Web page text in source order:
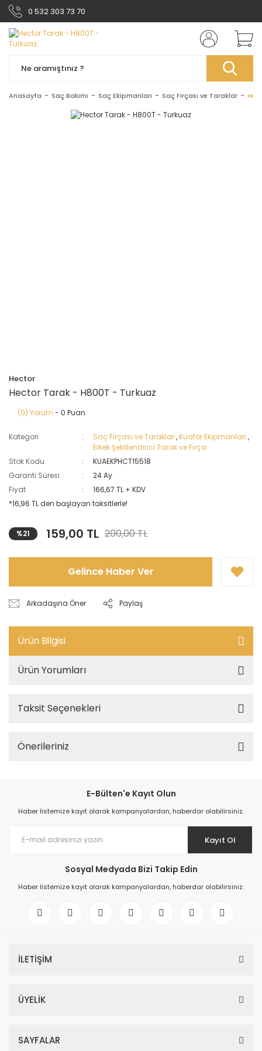
0 532 303 73 70
Anasayfa Saç Bakımı Saç Ekipmanları Saç Fırçası ve Taraklar
Hector
Hector Tarak - H800T - Turkuaz
(0) Yorum - 0 Puan
Kategori Saç Fırçası ve Taraklar,Kuaför Ekipmanları ,
Erkek Şekillendirici Tarak ve Fırça
Stok Kodu
KUAEKPHCT15518
Garanti Süresi
24 Ay
Fiyat
166,67 TL + KDV
*16,96 TL den başlayan taksitlerle!
%21 159,00 TL 200,00 TL
Gelince Haber Ver
Arkadaşına Öner Paylaş
Ürün Bilgisi
Ürün Yorumları
Taksit Seçenekleri
Önerileriniz
E-Bülten'e Kayıt Olun
Haber listemize kayıt olarak kampanyalardan, haberdar olabilirsiniz.
Kayıt Ol
Sosyal Medyada Bizi Takip Edin
Haber listemize kayıt olarak kampanyalardan, haberdar olabilirsiniz.
İLETİŞİM
ÜYELİK
SAYFALAR